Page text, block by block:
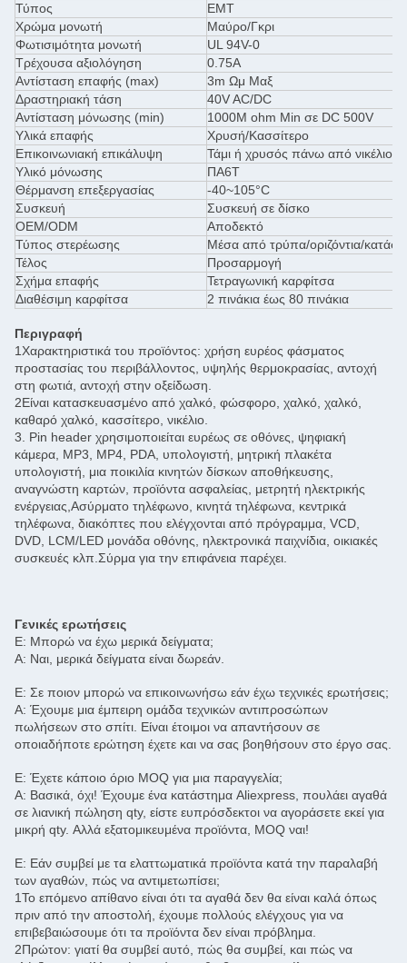
Τύπος
ΕΜΤ
Χρώμα μονωτή
Μαύρο/Γκρι
Φωτισιμότητα μονωτή
UL 94V-0
Τρέχουσα αξιολόγηση
0.75Α
Αντίσταση επαφής (max)
3m Ωμ Μαξ
Δραστηριακή τάση
40V AC/DC
Αντίσταση μόνωσης (min)
1000M ohm Min σε DC 500V
Υλικά επαφής
Χρυσή/Κασσίτερο
Επικοινωνιακή επικάλυψη
Τάμι ή χρυσός πάνω από νικέλιο
Υλικό μόνωσης
ΠΑ6Τ
Θέρμανση επεξεργασίας
-40~105°C
Συσκευή
Συσκευή σε δίσκο
OEM/ODM
Αποδεκτό
Τύπος στερέωσης
Μέσα από τρύπα/οριζόντια/
Τέλος
Προσαρμογή
Σχήμα επαφής
Τετραγωνική καρφίτσα
Διαθέσιμη καρφίτσα
2 πινάκια έως 80 πινάκια
Περιγραφή
1Χαρακτηριστικά του προϊόντος: χρήση ευρέος φάσματος
προστασίας του περιβάλλοντος, υψηλής θερμοκρασίας, αντοχή
στη φωτιά, αντοχή στην οξείδωση.
2Είναι κατασκευασμένο από χαλκό, φώσφορο, χαλκό, χαλκό,
καθαρό χαλκό, κασσίτερο, νικέλιο.
3. Pin header χρησιμοποιείται ευρέως σε οθόνες, ψηφιακή
κάμερα, MP3, MP4, PDA, υπολογιστή, μητρική πλακέτα
υπολογιστή, μια ποικιλία κινητών δίσκων αποθήκευσης,
αναγνώστη καρτών, προϊόντα ασφαλείας, μετρητή ηλεκτρικής
ενέργειας,Ασύρματο τηλέφωνο, κινητά τηλέφωνα, κεντρικά
τηλέφωνα, διακόπτες που ελέγχονται από πρόγραμμα, VCD,
DVD, LCM/LED μονάδα οθόνης, ηλεκτρονικά παιχνίδια, οικιακές
συσκευές κλπ.Σύρμα για την επιφάνεια παρέχει.
Γενικές ερωτήσεις
Ε: Μπορώ να έχω μερικά δείγματα;
Α: Ναι, μερικά δείγματα είναι δωρεάν.
Ε: Σε ποιον μπορώ να επικοινωνήσω εάν έχω τεχνικές ερωτήσεις;
Α: Έχουμε μια έμπειρη ομάδα τεχνικών αντιπροσώπων
πωλήσεων στο σπίτι. Είναι έτοιμοι να απαντήσουν σε
οποιαδήποτε ερώτηση έχετε και να σας βοηθήσουν στο έργο σας.
Ε: Έχετε κάποιο όριο MOQ για μια παραγγελία;
Α: Βασικά, όχι! Έχουμε ένα κατάστημα Aliexpress, πουλάει αγαθά
σε λιανική πώληση qty, είστε ευπρόσδεκτοι να αγοράσετε εκεί για
μικρή qty. Αλλά εξατομικευμένα προϊόντα, MOQ ναι!
Ε: Εάν συμβεί με τα ελαττωματικά προϊόντα κατά την παραλαβή
των αγαθών, πώς να αντιμετωπίσει;
1Το επόμενο απίθανο είναι ότι τα αγαθά δεν θα είναι καλά όπως
πριν από την αποστολή, έχουμε πολλούς ελέγχους για να
επιβεβαιώσουμε ότι τα προϊόντα δεν είναι πρόβλημα.
2Πρώτον: γιατί θα συμβεί αυτό, πώς θα συμβεί, και πώς να